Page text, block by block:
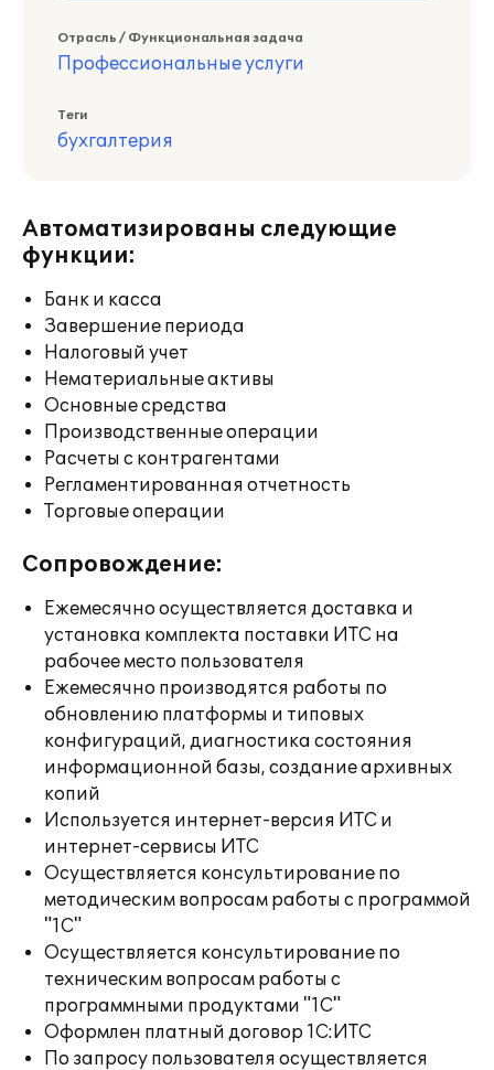
Отрасль / Функциональная задача
Профессиональные услуги
Теги
бухгалтерия
Автоматизированы следующие
функции:
Банк и касса
Завершение периода
Налоговый учет
Нематериальные активы
Основные средства
Производственные операции
Расчеты с контрагентами
Регламентированная отчетность
Торговые операции
Сопровождение:
Ежемесячно осуществляется доставка и
установка комплекта поставки ИТС на
рабочее место пользователя
Ежемесячно производятся работы по
обновлению платформы и типовых
конфигураций, диагностика состояния
информационной базы, создание архивных
копий
Используется интернет-версия ИТС и
интернет-сервисы ИТС
Осуществляется консультирование по
методическим вопросам работы с программой
"1С"
Осуществляется консультирование по
техническим вопросам работы с
программными продуктами "1С"
Оформлен платный договор 1С:ИТС
По запросу пользователя осуществляется